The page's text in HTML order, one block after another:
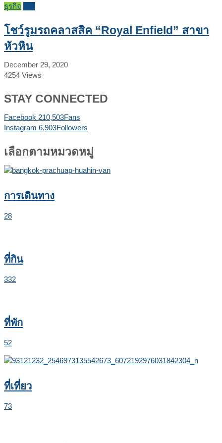
ธุรกิจ
โชว์รูมรถคลาสสิค “Royal Enfield” สาขา
หัวหิน
December 29, 2020
4254 Views
STAY CONNECTED
Facebook 210,503Fans
Instagram 6,903Followers
เลือกตามหมวดหมู่
การเดินทาง
28
ที่กิน
332
ที่พัก
52
ที่เที่ยว
73